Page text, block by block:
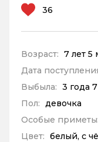
36
Возраст: 7 лет 5
Дата
Выбыла: 3 года
Пол: девочка
Особые приметы:
Цвет: белый, с